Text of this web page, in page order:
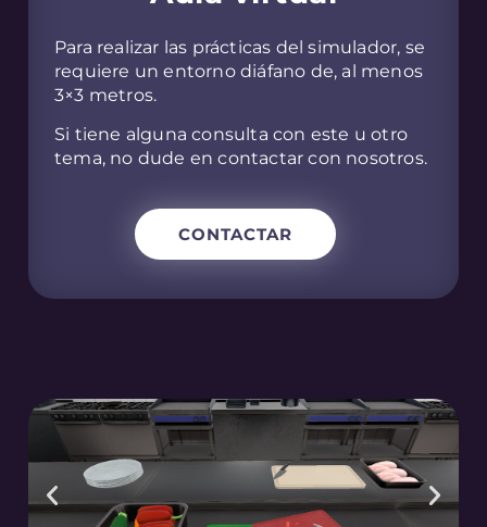
Para realizar las prácticas del simulador, se
requiere un entorno diáfano de, al menos
3×3 metros.
Si tiene alguna consulta con este u otro
tema, no dude en contactar con nosotros.
CONTACTAR